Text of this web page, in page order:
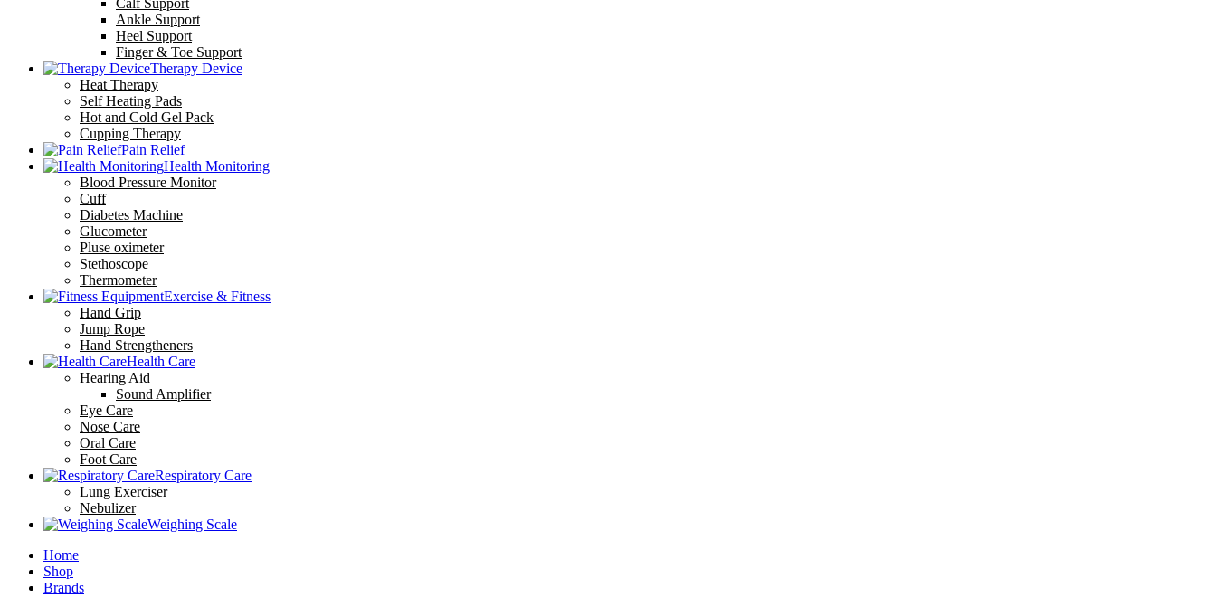
Calf Support
Ankle Support
Heel Support
Finger & Toe Support
Therapy Device
Heat Therapy
Self Heating Pads
Hot and Cold Gel Pack
Cupping Therapy
Pain Relief
Health Monitoring
Blood Pressure Monitor
Cuff
Diabetes Machine
Glucometer
Pluse oximeter
Stethoscope
Thermometer
Exercise & Fitness
Hand Grip
Jump Rope
Hand Strengtheners
Health Care
Hearing Aid
Sound Amplifier
Eye Care
Nose Care
Oral Care
Foot Care
Respiratory Care
Lung Exerciser
Nebulizer
Weighing Scale
Home
Shop
Brands